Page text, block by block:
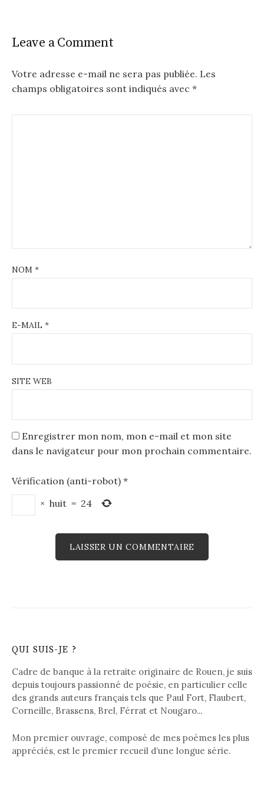
Leave a Comment
Votre adresse e-mail ne sera pas publiée. Les
champs obligatoires sont indiqués avec *
NOM *
E-MAIL *
SITE WEB
Enregistrer mon nom, mon e-mail et mon site
dans le navigateur pour mon prochain commentaire.
Vérification (anti-robot) *
× huit = 24
QUI SUIS-JE ?
Cadre de banque à la retraite originaire de Rouen, je suis
depuis toujours passionné de poésie, en particulier celle
des grands auteurs français tels que Paul Fort, Flaubert,
Corneille, Brassens, Brel, Férrat et Nougaro...
Mon premier ouvrage, composé de mes poèmes les plus
appréciés, est le premier recueil d’une longue série.